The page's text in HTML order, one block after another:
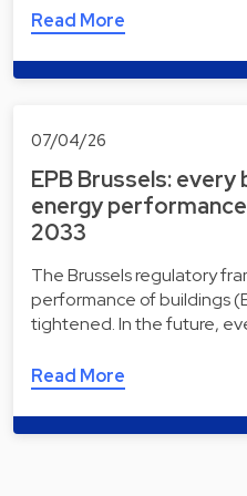
Read More
07/04/26
EPB Brussels: every
energy
2033
The Brussels regulatory
performance of buildings
tightened. In the future,
Read More